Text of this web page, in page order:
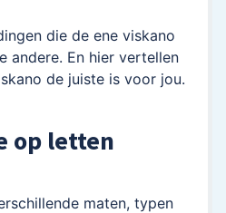
die de ene viskano
andere. En hier vertellen
de juiste is voor jou.
op letten
maten, typen